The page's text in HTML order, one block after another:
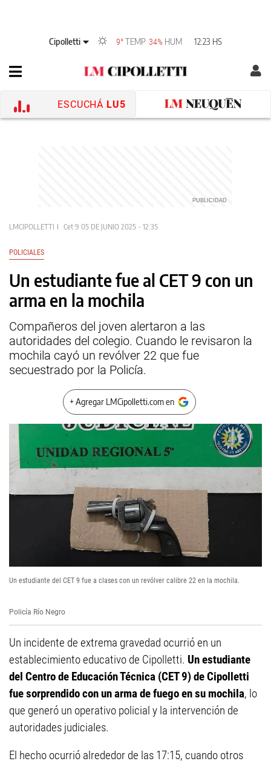
Cipolletti 9°TEMP 34% HUM 12:23 HS
ESCUCHÁ LU5
LMCIPOLLETTI Cet 9 05 DE JUNIO 2025 - 12:35
POLICIALES
Un estudiante fue al CET 9 con un
arma en la mochila
Compañeros del joven alertaron a las
autoridades del colegio. Cuando le revisaron la
mochila cayó un revólver 22 que fue
secuestrado por la Policía.
+ Agregar LMCipolletti.com en
Un estudiante del CET 9 fue a clases con un revólver calibre 22 en la mochila.
Policía Río Negro
Un incidente de extrema gravedad ocurrió en un
establecimiento educativo de Cipolletti. Un estudiante
del Centro de Educación Técnica (CET 9) de Cipolletti
fue sorprendido con un arma de fuego en su mochila, lo
que generó un operativo policial y la intervención de
autoridades judiciales.
El hecho ocurrió alrededor de las 17:15, cuando otros